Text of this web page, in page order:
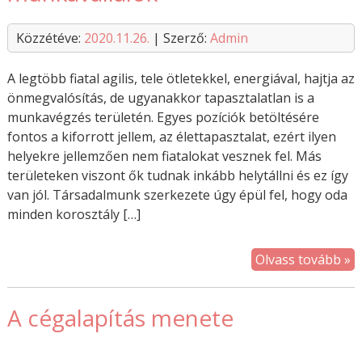
Közzétéve: 2020.11.26. | Szerző: Admin
A legtöbb fiatal agilis, tele ötletekkel, energiával, hajtja az
önmegvalósítás, de ugyanakkor tapasztalatlan is a
munkavégzés területén. Egyes pozíciók betöltésére
fontos a kiforrott jellem, az élettapasztalat, ezért ilyen
helyekre jellemzően nem fiatalokat vesznek fel. Más
területeken viszont ők tudnak inkább helytállni és ez így
van jól. Társadalmunk szerkezete úgy épül fel, hogy oda
minden korosztály […]
Olvass tovább »
A cégalapítás menete